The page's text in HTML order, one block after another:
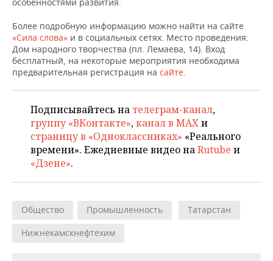
Более подробную информацию можно найти на сайте
«Сила слова» и в социальных сетях. Место проведения:
Дом народного творчества (пл. Лемаева, 14). Вход
бесплатный, на некоторые мероприятия необходима
предварительная регистрация на сайте.
Подписывайтесь на телеграм-канал,
группу «ВКонтакте»,канал в MAXи
страницу в «Одноклассниках» «Реального
времени». Ежедневные видео наRutube и
«Дзене».
Общество Промышленность
Татарстан
Нижнекамскнефтехим